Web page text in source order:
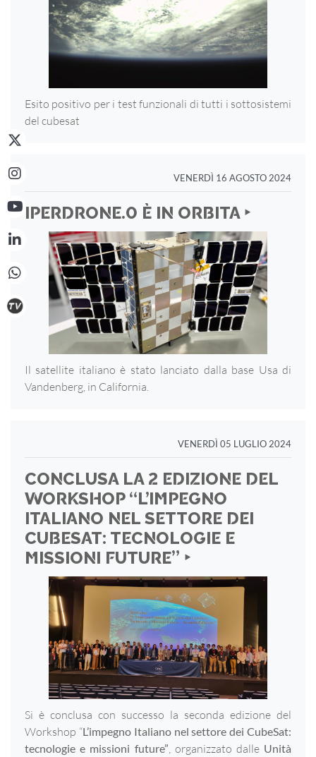
Esito positivo per i test funzionali di tutti i sottosistemi
del cubesat
VENERDÌ 16 AGOSTO 2024
IPERDRONE.0 È IN ORBITA ‣
Il satellite italiano è stato lanciato dalla base Usa di
Vandenberg, in California.
VENERDÌ 05 LUGLIO 2024
CONCLUSA LA 2 EDIZIONE DEL
WORKSHOP “L’IMPEGNO
ITALIANO NEL SETTORE DEI
CUBESAT: TECNOLOGIE E
MISSIONI FUTURE” ‣
Si è conclusa con successo la seconda edizione del
Workshop “L’impegno Italiano nel settore dei CubeSat:
tecnologie e missioni future”, organizzato dalle Unità